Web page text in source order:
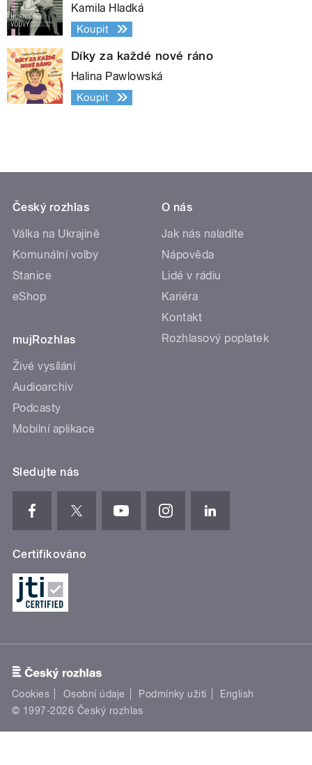
Kamila Hladká
Koupit
Díky za každé nové ráno
Halina Pawlowská
Koupit
Český rozhlas
Válka na Ukrajině
Komunální volby
Stanice
eShop
mujRozhlas
Živé vysílání
Audioarchiv
Podcasty
Mobilní aplikace
O nás
Jak nás naladíte
Nápověda
Lidé v rádiu
Kariéra
Kontakt
Rozhlasový poplatek
Sledujte nás
Certifikováno
Cookies Osobní údaje Podmínky užití
English
© 1997-2026 Český rozhlas